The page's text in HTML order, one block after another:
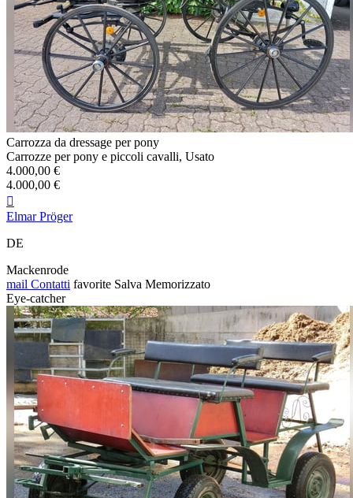
Carrozza da dressage per pony
Carrozze per pony e piccoli cavalli, Usato
4.000,00 €
4.000,00 €

Elmar Pröger
DE
Mackenrode
mail Contatti favorite Salva Memorizzato
Eye-catcher